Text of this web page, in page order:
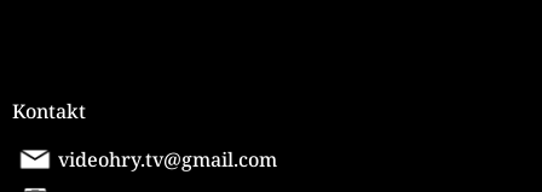
Kontakt
videohry.tv@gmail.com